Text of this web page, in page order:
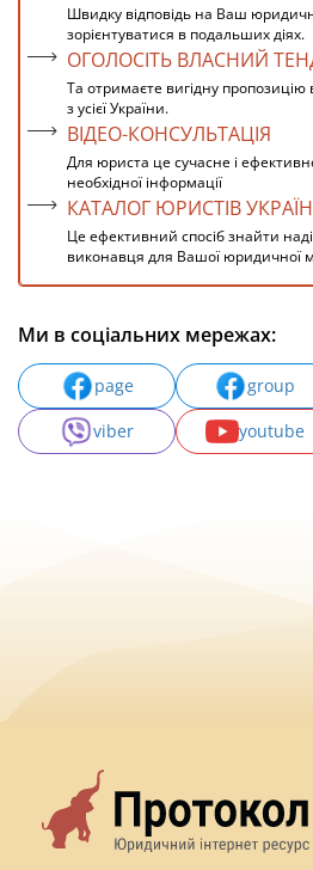
Швидку відповідь на Ваш
зорієнтуватися в подальших діях.
ОГОЛОСІТЬ ВЛАСНИЙ
Та отримаєте вигідну пропозицію
з усієї України.
ВІДЕО-КОНСУЛЬТАЦІЯ
Для юриста це сучасне і
необхідної інформації
КАТАЛОГ ЮРИСТІВ
Це ефективний спосіб знайти
виконавця для Вашої юридичної
Ми в соціальних мережах:
page group
viber
youtube